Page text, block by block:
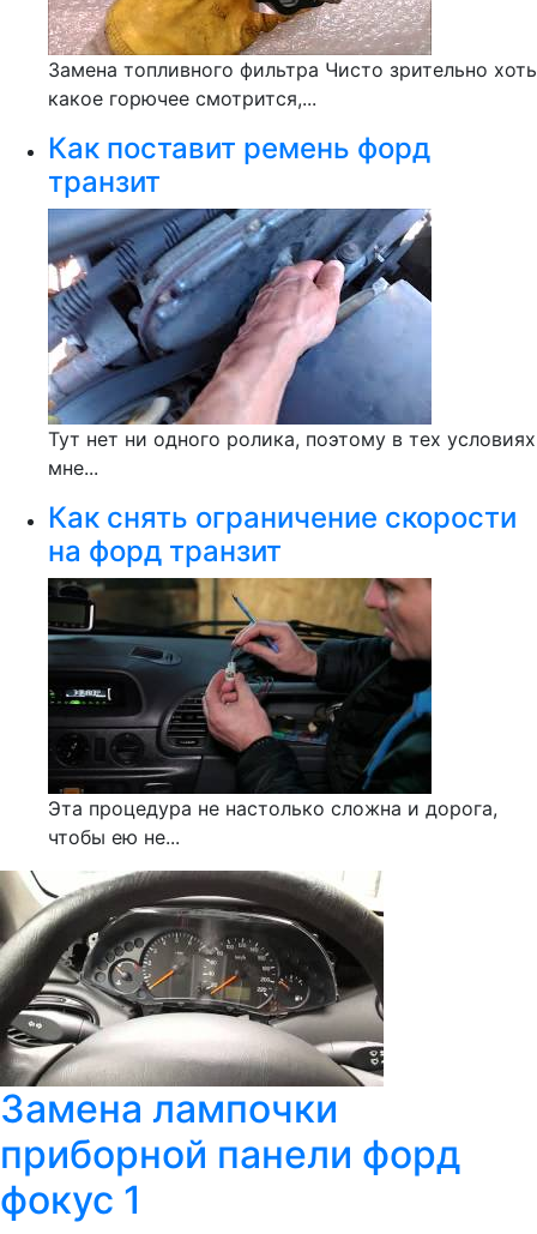
Замена топливного фильтра Чисто зрительно хоть
какое горючее смотрится,...
Как поставит ремень форд
транзит
Тут нет ни одного ролика, поэтому в тех условиях
мне...
Как снять ограничение скорости
на форд транзит
Эта процедура не настолько сложна и дорога,
чтобы ею не...
Замена лампочки
приборной панели форд
фокус 1